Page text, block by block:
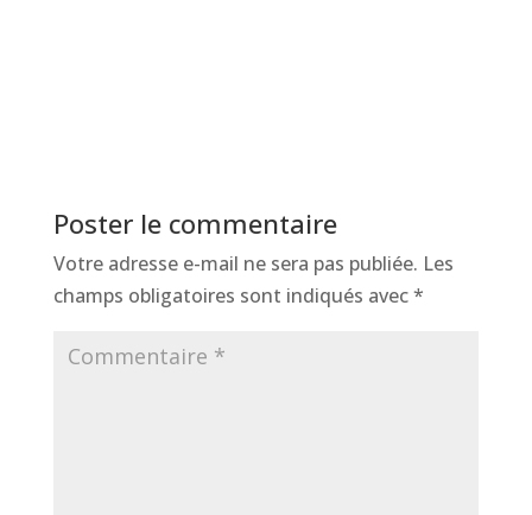
Poster le commentaire
Votre adresse e-mail ne sera pas publiée. Les
champs obligatoires sont indiqués avec*